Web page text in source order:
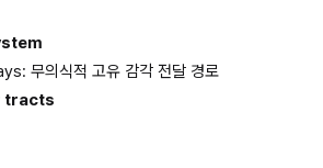
무의식적 고유 감각 전달 경로
tracts